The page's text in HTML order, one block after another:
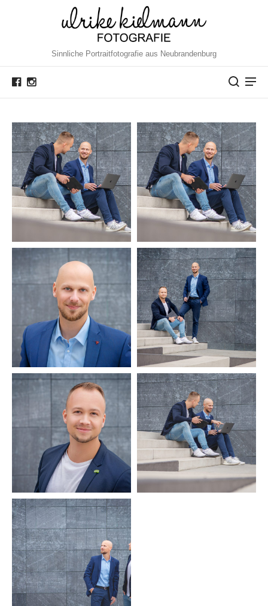
Sinnliche Portraitfotografie aus Neubrandenburg